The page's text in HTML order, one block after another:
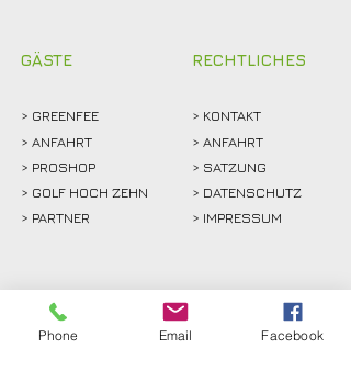
GÄSTE
> GREENFEE
> ANFAHRT
> PROSHOP
> GOLF HOCH ZEHN
> PARTNER
RECHTLICHES
> KONTAKT
> ANFAHRT
> SATZUNG
> DATENSCHUTZ
> IMPRESSUM
> INTERN
Phone Email Facebook